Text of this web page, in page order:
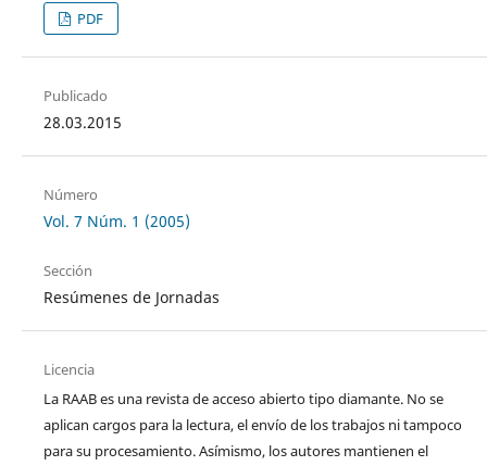
PDF
Publicado
28.03.2015
Número
Vol. 7 Núm. 1 (2005)
Sección
Resúmenes de Jornadas
Licencia
La RAAB es una revista de acceso abierto tipo diamante. No se
aplican cargos para la lectura, el envío de los trabajos ni tampoco
para su procesamiento. Asímismo, los autores mantienen el